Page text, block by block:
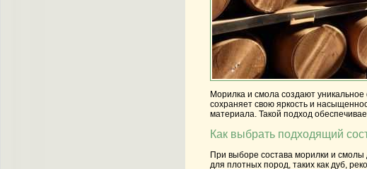
Морилка и смола создают
сохраняет свою яркость и
материала. Такой подход
Как выбрать подходящий
При выборе состава морилки и
для плотных пород, таких как дуб,